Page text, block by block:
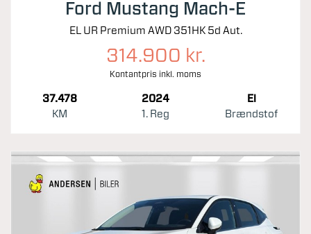
Ford Mustang Mach-E
EL UR Premium AWD 351HK 5d Aut.
314.900 kr.
Kontantpris inkl. moms
37.478
KM
2024
1. Reg
El
Brændstof